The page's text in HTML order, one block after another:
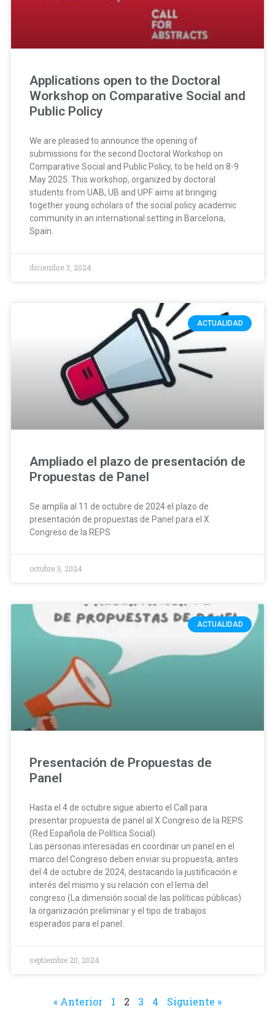
Applications open to the Doctoral
Workshop on Comparative Social and
Public Policy
We are pleased to announce the opening of
submissions for the second Doctoral Workshop on
Comparative Social and Public Policy, to be held on 8-9
May 2025. This workshop, organized by doctoral
students from UAB, UB and UPF aims at bringing
together young scholars of the social policy academic
community in an international setting in Barcelona,
Spain.
diciembre 3, 2024
ACTUALIDAD
Ampliado el plazo de presentación de
Propuestas de Panel
Se amplía al 11 de octubre de 2024 el plazo de
presentación de propuestas de Panel para el X
Congreso de la REPS
octubre 3, 2024
ACTUALIDAD
Presentación de Propuestas de
Panel
Hasta el 4 de octubre sigue abierto el Call para
presentar propuesta de panel al X Congreso de la REPS
(Red Española de Política Social)
Las personas interesadas en coordinar un panel en el
marco del Congreso deben enviar su propuesta, antes
del 4 de octubre de 2024, destacando la justificación e
interés del mismo y su relación con el lema del
congreso (La dimensión social de las políticas públicas)
la organización preliminar y el tipo de trabajos
esperados para el panel.
septiembre 20, 2024
« Anterior 1 2 3 4 Siguiente »